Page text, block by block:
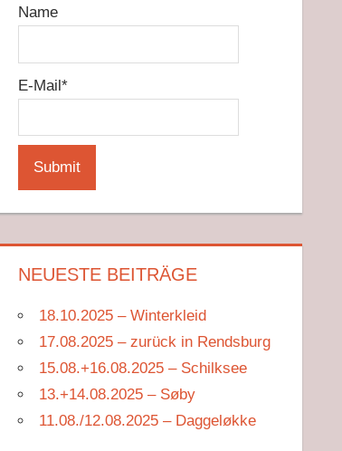
Name
E-Mail*
NEUESTE BEITRÄGE
18.10.2025 – Winterkleid
17.08.2025 – zurück in Rendsburg
15.08.+16.08.2025 – Schilksee
13.+14.08.2025 – Søby
11.08./12.08.2025 – Daggeløkke